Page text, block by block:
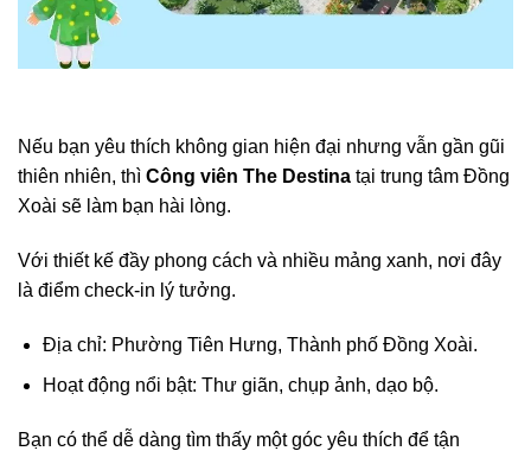
Nếu bạn yêu thích không gian hiện đại nhưng vẫn gần gũi
thiên nhiên, thì Công viên The Destina tại trung tâm Đồng
Xoài sẽ làm bạn hài lòng.
Với thiết kế đầy phong cách và nhiều mảng xanh, nơi đây
là điểm check-in lý tưởng.
Địa chỉ: Phường Tiên Hưng, Thành phố Đồng Xoài.
Hoạt động nổi bật: Thư giãn, chụp ảnh, dạo bộ.
Bạn có thể dễ dàng tìm thấy một góc yêu thích để tận